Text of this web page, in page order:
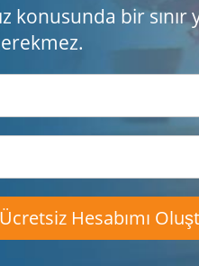
konusunda bir
Ücretsiz Hesabımı